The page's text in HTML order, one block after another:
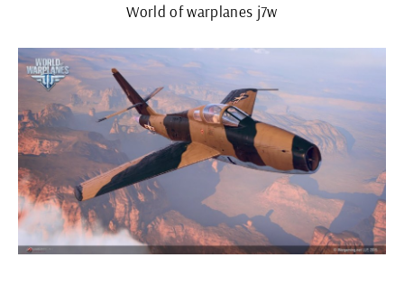
World of warplanes j7w